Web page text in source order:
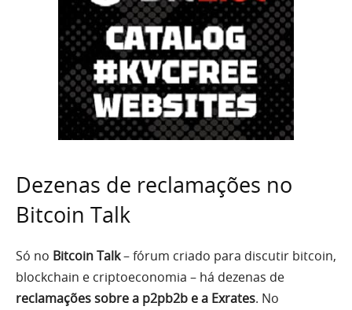
Dezenas de reclamações no
Bitcoin Talk
Só no Bitcoin Talk– fórum criado para discutir bitcoin,
blockchain e criptoeconomia – há dezenas de
reclamações sobre a p2pb2b e a Exrates. No